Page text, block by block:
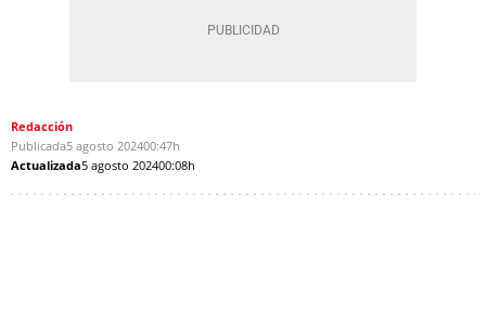
Redacción
Publicada5 agosto 202400:47h
Actualizada5 agosto 202400:08h